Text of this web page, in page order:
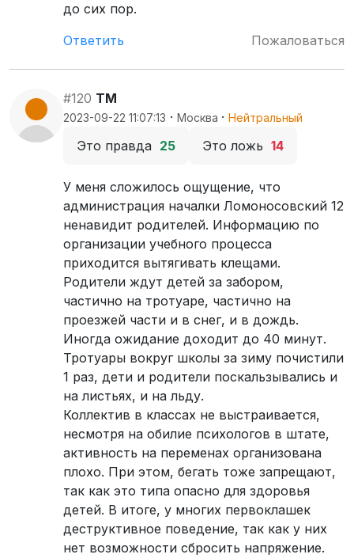
до сих пор.
Ответить
Пожаловаться
#120 ТМ
2023-09-22 11:07:13 · Москва · Нейтральный
Это правда 25 Это ложь 14
У меня сложилось ощущение, что
администрация началки Ломоносовский 12
ненавидит родителей. Информацию по
организации учебного процесса
приходится вытягивать клещами.
Родители ждут детей за забором,
частично на тротуаре, частично на
проезжей части и в снег, и в дождь.
Иногда ожидание доходит до 40 минут.
Тротуары вокруг школы за зиму почистили
1 раз, дети и родители поскальзывались и
на листьях, и на льду.
Коллектив в классах не выстраивается,
несмотря на обилие психологов в штате,
активность на переменах организована
плохо. При этом, бегать тоже запрещают,
так как это типа опасно для здоровья
детей. В итоге, у многих первоклашек
деструктивное поведение, так как у них
нет возможности сбросить напряжение.